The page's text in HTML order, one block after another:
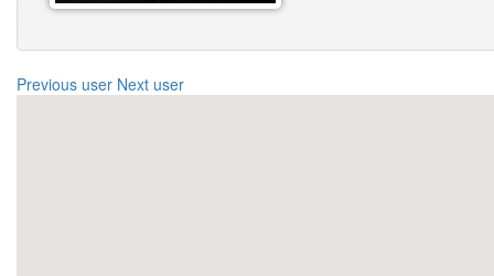
Previous user Next user